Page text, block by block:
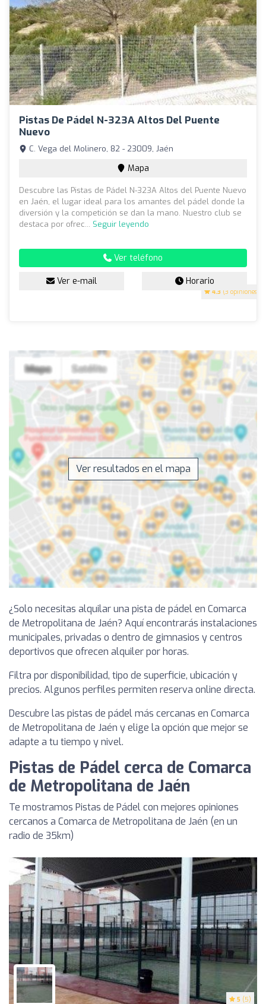
Pistas De Pádel N-323A Altos Del Puente
Nuevo
4.3 (3 opiniones)
C. Vega del Molinero, 82 - 23009, Jaén
Mapa
Descubre las Pistas de Pádel N-323A Altos del Puente Nuevo
en Jaén, el lugar ideal para los amantes del pádel donde la
diversión y la competición se dan la mano. Nuestro club se
destaca por ofrec... Seguir leyendo
Ver teléfono
Ver e-mail Horario
Ver resultados en el mapa
¿Solo necesitas alquilar una pista de pádel en Comarca
de Metropolitana de Jaén? Aquí encontrarás instalaciones
municipales, privadas o dentro de gimnasios y centros
deportivos que ofrecen alquiler por horas.
Filtra por disponibilidad, tipo de superficie, ubicación y
precios. Algunos perfiles permiten reserva online directa.
Descubre las pistas de pádel más cercanas en Comarca
de Metropolitana de Jaén y elige la opción que mejor se
adapte a tu tiempo y nivel.
Pistas de Pádel cerca de Comarca
de Metropolitana de Jaén
Te mostramos Pistas de Pádel con mejores opiniones
cercanos a Comarca de Metropolitana de Jaén (en un
radio de 35km)
5 (5)